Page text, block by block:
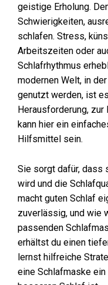
geistige Erholung.
Schwierigkeiten,
schlafen. Stress,
Arbeitszeiten oder
Schlafrhythmus
modernen Welt, in
genutzt werden, ist
Herausforderung, zur
kann hier ein
Hilfsmittel sein.
Sie sorgt dafür, dass
wird und die
macht guten Schlaf
zuverlässig, und wie
passenden
erhältst du einen
lernst hilfreiche
eine Schlafmaske